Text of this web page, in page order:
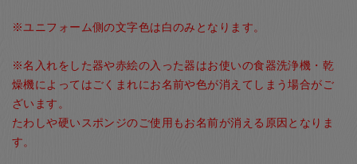
※ユニフォーム側の文字色は白のみとなります。
※名入れをした器や赤絵の入った器はお使いの食器洗浄機・乾
燥機によってはごくまれにお名前や色が消えてしまう場合がご
ざいます。
たわしや硬いスポンジのご使用もお名前が消える原因となりま
す。